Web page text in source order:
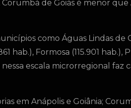
de Goiás é menor que
como Águas Lindas de
hab.), Formosa (115.901 hab.),
escala microrregional
em Anápolis e Goiânia;